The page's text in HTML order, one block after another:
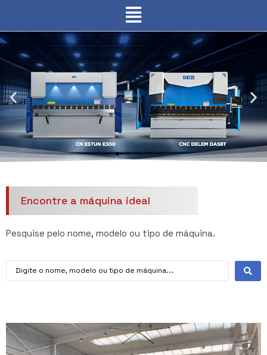
CNC
Encontre a máquina ideal
Pesquise pelo nome, modelo ou tipo de máquina.